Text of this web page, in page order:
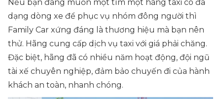
Nếu bạn đang muốn một tìm một hãng taxi có đa
dạng dòng xe để phục vụ nhóm đông người thì
Family Car xứng đáng là thương hiệu mà bạn nên
thử. Hãng cung cấp dịch vụ taxi với giá phải chăng.
Đặc biệt, hãng đã có nhiều năm hoạt động, đội ngũ
tài xế chuyên nghiệp, đảm bảo chuyến đi của hành
khách an toàn, nhanh chóng.